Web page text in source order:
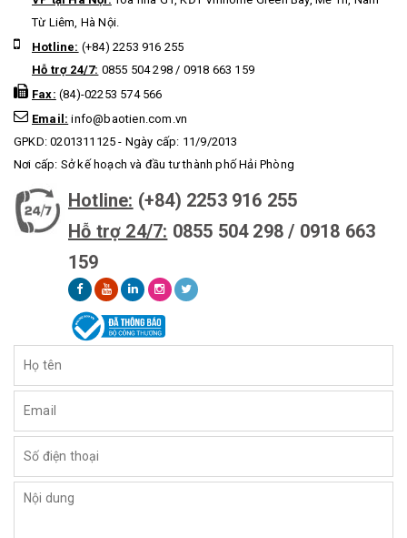
Từ Liêm, Hà Nội.
Hotline: (+84) 2253 916 255
Hỗ trợ 24/7: 0855 504 298 / 0918 663 159
Fax: (84)-02253 574 566
Email: info@baotien.com.vn
GPKD: 0201311125 - Ngày cấp: 11/9/2013
Nơi cấp: Sở kế hoạch và đầu tư thành phố Hải Phòng
Hotline: (+84) 2253 916 255
Hỗ trợ 24/7: 0855 504 298 / 0918 663
159